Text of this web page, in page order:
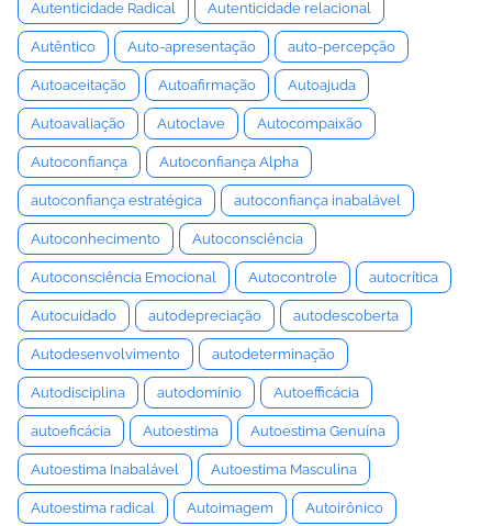
Autenticidade Radical Autenticidade relacional
Autêntico Auto-apresentação auto-percepção
Autoaceitação Autoafirmação Autoajuda
Autoavaliação Autoclave Autocompaixão
Autoconfiança Autoconfiança Alpha
autoconfiança estratégica autoconfiança inabalável
Autoconhecimento Autoconsciência
Autoconsciência Emocional Autocontrole autocrítica
Autocuidado autodepreciação autodescoberta
Autodesenvolvimento autodeterminação
Autodisciplina autodomínio Autoefficácia
autoeficácia Autoestima Autoestima Genuína
Autoestima Inabalável Autoestima Masculina
Autoestima radical Autoimagem Autoirônico